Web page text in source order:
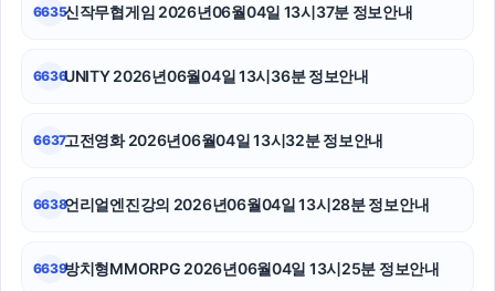
폰테크
안산피부과
6635신작무협게임 2026년06월04일 13시37분 정보안내
6636UNITY 2026년06월04일 13시36분 정보안내
6637고전영화 2026년06월04일 13시32분 정보안내
6638언리얼엔진강의 2026년06월04일 13시28분 정보안내
6639방치형MMORPG 2026년06월04일 13시25분 정보안내